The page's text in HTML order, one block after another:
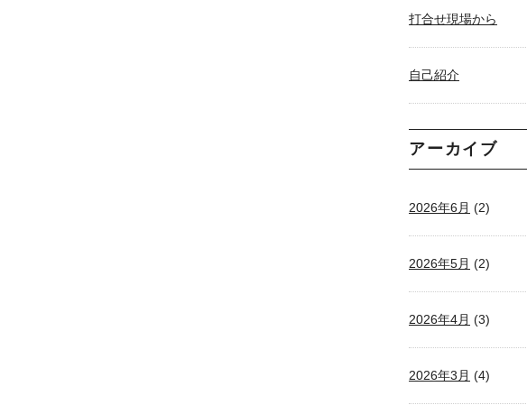
打合せ現場から
自己紹介
アーカイブ
2026年6月 (2)
2026年5月 (2)
2026年4月 (3)
2026年3月 (4)